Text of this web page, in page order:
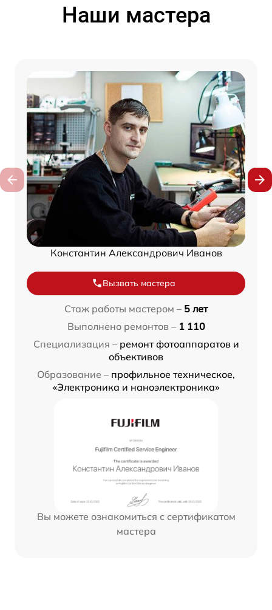
Наши мастера
Константин Александрович Иванов
Вызвать мастера
Стаж работы мастером – 5 лет
Выполнено ремонтов – 1 110
Специализация – ремонт фотоаппаратов и
объективов
Образование – профильное техническое,
«Электроника и наноэлектроника»
Вы можете ознакомиться с сертификатом
мастера